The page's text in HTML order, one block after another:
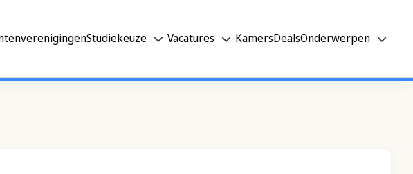
Studiekeuze Vacatures KamersDealsOnderwerpen